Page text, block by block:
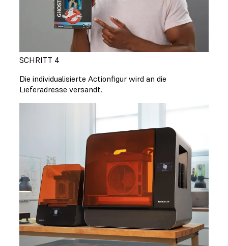
SCHRITT 4
Die individualisierte Actionfigur wird an die
Lieferadresse versandt.